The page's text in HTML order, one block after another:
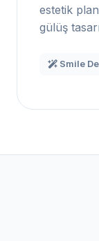
estetik
gülüş
Smile